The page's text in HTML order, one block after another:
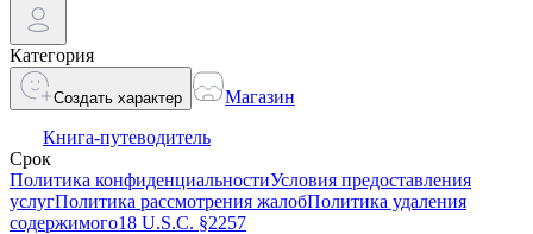
Категория
Создать характер
Магазин
Книга-путеводитель
Срок
Политика конфиденциальностиУсловия предоставления
услугПолитика рассмотрения жалобПолитика удаления
содержимого18 U.S.C. §2257